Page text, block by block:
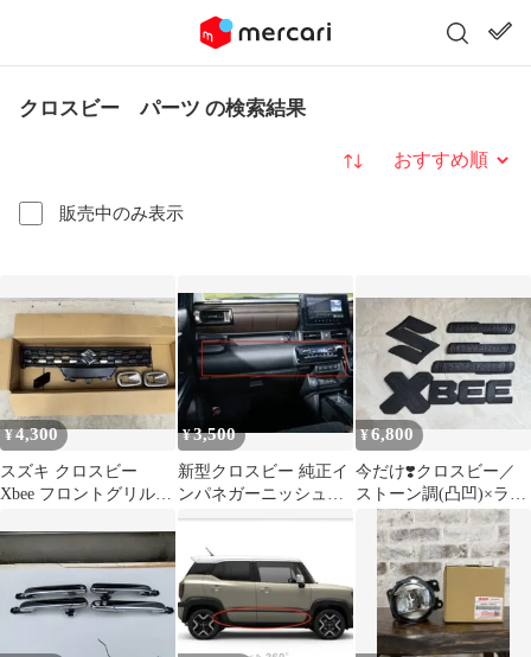
クロスビー パーツ の検索結果
販売中のみ表示
並び替え
¥4,300
スズキ クロスビー
Xbee フロントグリル
車取り外し
¥3,500
新型クロスビー 純正イ
ンパネガーニッシュ
MND1S型
¥6,800
今だけ❣️クロスビー／
ストーン調(凸凹)×ラメ
／t-00307